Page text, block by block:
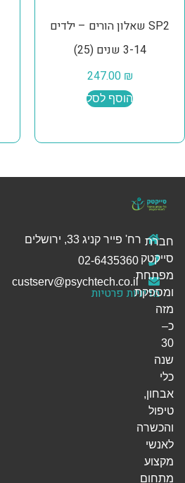
SP2 שאלון הורים – ילדים
3-14 שנים (25)
247.00 ₪
הוסף לסל
רח' פייר קניג 33, ירושלים
מדיניות פרטיות
חברת
סייקטק
מפתחת
ומספקת
מזה
כ–
30
שנה
כלי
אבחון,
טיפול
והכשרה
לאנשי
מקצוע
מתחום